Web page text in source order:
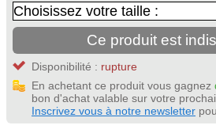
Ce produit est
Disponibilité : rupture
En achetant ce produit vous gagnez
bon d'achat valable sur votre
Inscrivez vous à notre newsletter